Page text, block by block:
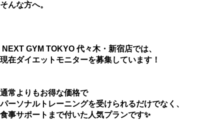
そんな方へ。
NEXT GYM TOKYO 代々木・新宿店では、
現在ダイエットモニターを募集しています！
通常よりもお得な価格で
パーソナルトレーニングを受けられるだけでなく、
食事サポートまで付いた人気プランです✨